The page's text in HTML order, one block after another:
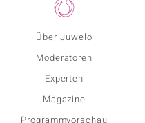
Über Juwelo
Moderatoren
Experten
Magazine
Programmvorschau